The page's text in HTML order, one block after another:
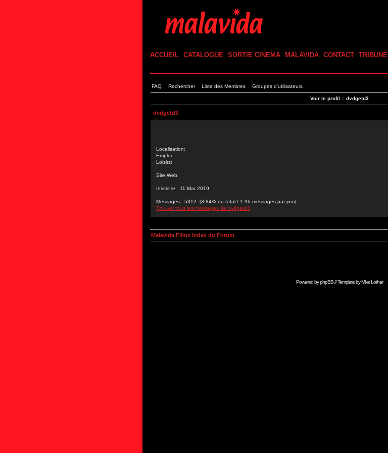
ACCUEIL CATALOGUE SORTIE CINEMA MALAVIDA CONTACT TRIBUNE
FAQ Rechercher Liste des Membres Groupes d'utilisateurs
Voir le profil :: dvdgetd3
dvdgetd3
Localisation:
Emploi:
Loisirs:
Site Web:
Inscrit le: 11 Mar 2019
Messages: 5312 [3.84% du total / 1.96 messages par jour]
Trouver tous les messages de dvdgetd3
Malavida Films Index du Forum
Powered byphpBB// Template byMike Lothar